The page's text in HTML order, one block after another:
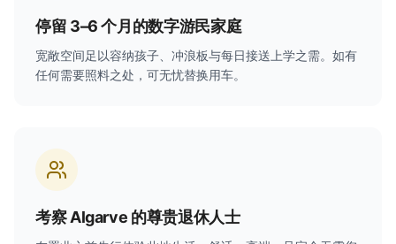
停留 3–6 个月的数字游民家庭
宽敞空间足以容纳孩子、冲浪板与每日接送上学之需。如有
任何需要照料之处，可无忧替换用车。
考察 Algarve 的尊贵退休人士